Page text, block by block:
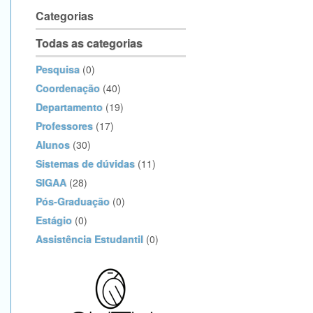
Categorias
Todas as categorias
Pesquisa (0)
Coordenação (40)
Departamento (19)
Professores (17)
Alunos (30)
Sistemas de dúvidas (11)
SIGAA (28)
Pós-Graduação (0)
Estágio (0)
Assistência Estudantil (0)